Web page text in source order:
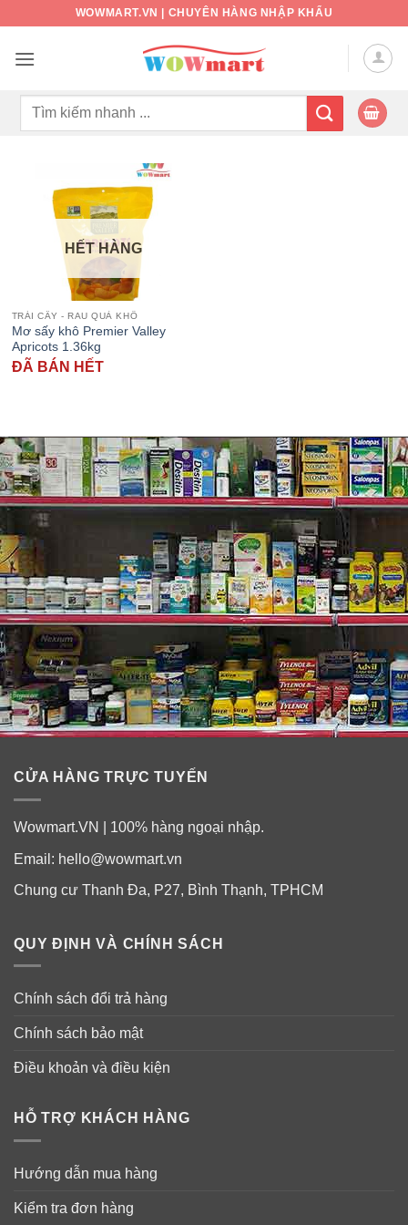
nội
WOWMART.VN | CHUYÊN HÀNG NHẬP KHẨU
Tìm
HẾT HÀNG
TRÁI CÂY - RAU QUẢ KHÔ
Mơ sấy khô Premier Valley
Apricots 1.36kg
ĐÃ BÁN HẾT
CỬA HÀNG TRỰC TUYẾN
Wowmart.VN | 100% hàng ngoại nhập.
Email: hello@wowmart.vn
Chung cư Thanh Đa, P27, Bình Thạnh, TPHCM
QUY ĐỊNH VÀ CHÍNH SÁCH
Chính sách đổi trả hàng
Chính sách bảo mật
Điều khoản và điều kiện
HỖ TRỢ KHÁCH HÀNG
Hướng dẫn mua hàng
Kiểm tra đơn hàng